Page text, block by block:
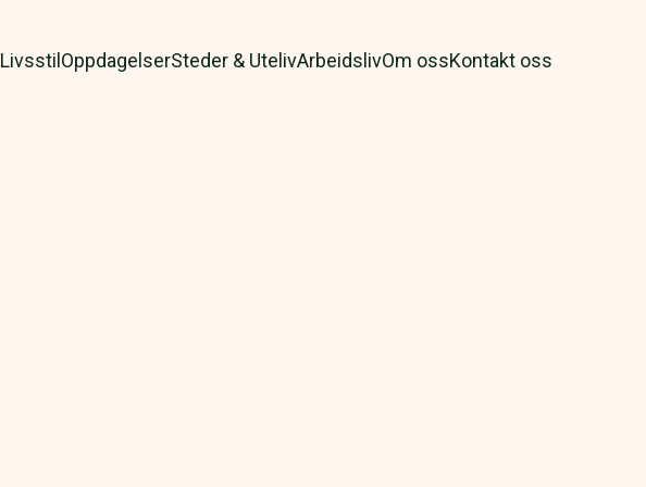
LivsstilOppdagelserSteder & UtelivArbeidslivOm ossKontakt oss